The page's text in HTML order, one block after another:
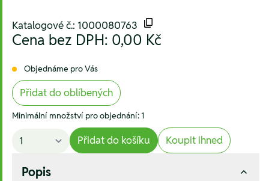
Katalogové č.: 1000080763
Cena bez DPH: 0,00 Kč
Objednáme pro Vás
Přidat do oblíbených
Minimální množství pro objednání: 1
Přidat do košíku Koupit ihned
Popis